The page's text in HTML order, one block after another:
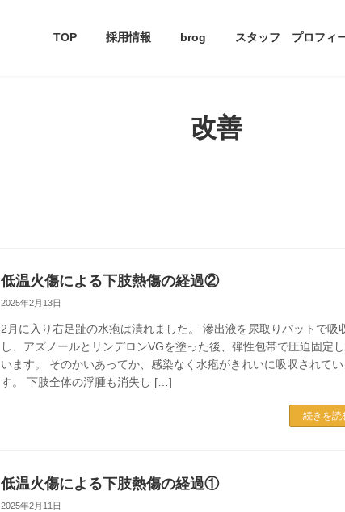
TOP 採用情報 brog スタッフ プロフィ
改善
低温火傷による下肢熱傷の経過②
2025年2月13日
2月に入り右足趾の水疱は潰れました。 滲出液を尿取りパットで吸
し、アズノールとリンデロンVGを塗った後、弾性包帯で圧迫固定
います。 そのかいあってか、感染なく水疱がきれいに吸収されてい
す。 下肢全体の浮腫も消失し […]
続きを読
低温火傷による下肢熱傷の経過①
2025年2月11日